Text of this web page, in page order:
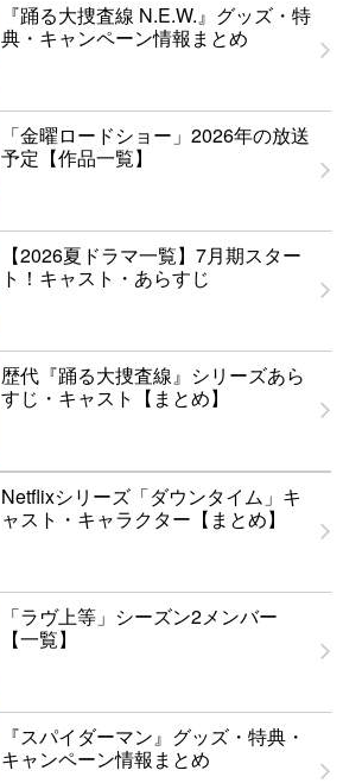
『踊る大捜査線 N.E.W.』グッズ・特
典・キャンペーン情報まとめ
「金曜ロードショー」2026年の放送
予定【作品一覧】
【2026夏ドラマ一覧】7月期スター
ト！キャスト・あらすじ
歴代『踊る大捜査線』シリーズあら
すじ・キャスト【まとめ】
Netflixシリーズ「ダウンタイム」キ
ャスト・キャラクター【まとめ】
「ラヴ上等」シーズン2メンバー
【一覧】
『スパイダーマン』グッズ・特典・
キャンペーン情報まとめ